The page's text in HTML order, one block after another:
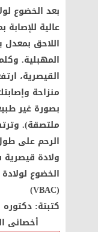
بعد الخضوع
عالية
اللاحق بمعدل
المهبلية.
القيصرية،
منزاحة
بصورة غير
ملتصقة).
الرحم على
ولادة
الخضوع
(VBAC)
كتبتة:
أخصائى